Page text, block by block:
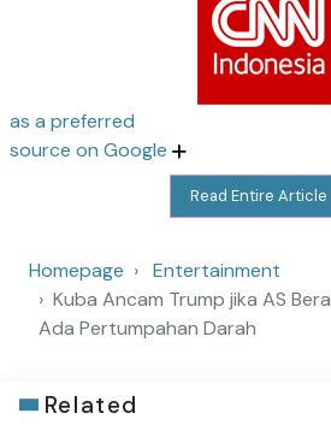
as a preferred
source on Google
Read Entire Article
Homepage
Entertainment
Kuba Ancam Trump jika AS
Ada Pertumpahan Darah
Related